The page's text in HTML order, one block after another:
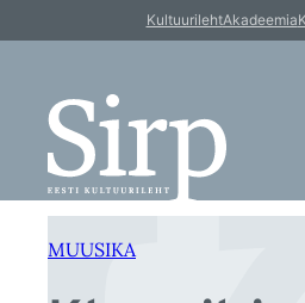
sisu
KultuurilehtAkadeemia
MUUSIKA